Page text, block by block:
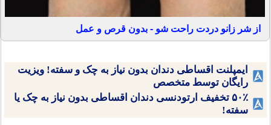
از شر زانو دردت راحت شو - بدون قرص و عمل
ایمپلنت اقساطی دندان بدون نیاز به چک و سفته! ویزیت
رایگان توسط متخصص
۵۰٪ تخفیف ارتودنسی دندان اقساطی بدون نیاز به چک یا
سفته!